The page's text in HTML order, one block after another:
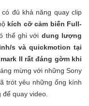
có đủ khả năng quay clip
kích cỡ cảm biến Full-
thể ghi với dung lượng
s và quickmotion tại
II rất đáng gờm khi
mừng với những Sony
trót yêu những ống kính
quay video.